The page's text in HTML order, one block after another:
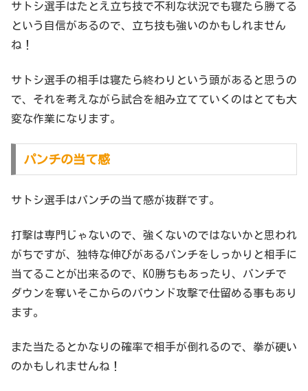
サトシ選手はたとえ立ち技で不利な状況でも寝たら勝てる
という自信があるので、立ち技も強いのかもしれません
ね！
サトシ選手の相手は寝たら終わりという頭があると思うの
で、それを考えながら試合を組み立てていくのはとても大
変な作業になります。
パンチの当て感
サトシ選手はパンチの当て感が抜群です。
打撃は専門じゃないので、強くないのではないかと思われ
がちですが、独特な伸びがあるパンチをしっかりと相手に
当てることが出来るので、KO勝ちもあったり、パンチで
ダウンを奪いそこからのパウンド攻撃で仕留める事もあり
ます。
また当たるとかなりの確率で相手が倒れるので、拳が硬い
のかもしれませんね！